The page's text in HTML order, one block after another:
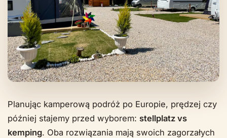
Planując kamperową podróż po Europie, prędzej czy
później stajemy przed wyborem: stellplatz vs
kemping. Oba rozwiązania mają swoich zagorzałych